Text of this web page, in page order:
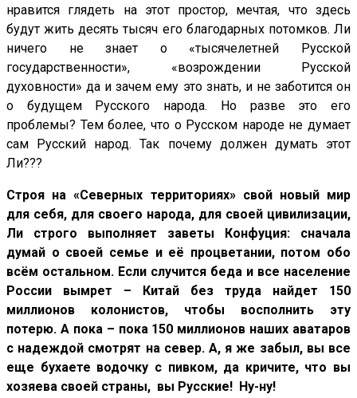
нравится глядеть на этот простор, мечтая, что здесь
будут жить десять тысяч его благодарных потомков. Ли
ничего не знает о «тысячелетней Русской
государственности», «возрождении Русской
духовности» да и зачем ему это знать, и не заботится он
о будущем Русского народа. Но разве это его
проблемы? Тем более, что о Русском народе не думает
сам Русский народ. Так почему должен думать этот
Ли???
Строя на «Северных территориях» свой новый мир
для себя, для своего народа, для своей цивилизации,
Ли строго выполняет заветы Конфуция: сначала
думай о своей семье и её процветании, потом обо
всём остальном. Если случится беда и все население
России вымрет – Китай без труда найдет 150
миллионов колонистов, чтобы восполнить эту
потерю. А пока – пока 150 миллионов наших аватаров
с надеждой смотрят на север. А, я же забыл, вы все
еще бухаете водочку с пивком, да кричите, что вы
хозяева своей страны, вы Русские! Ну-ну!